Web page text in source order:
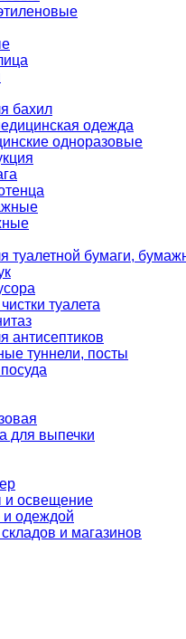
бахил
одежда
одноразовые
туалетной бумаги,
туалета
антисептиков
туннели, посты
для выпечки
и освещение
и одеждой
и магазинов